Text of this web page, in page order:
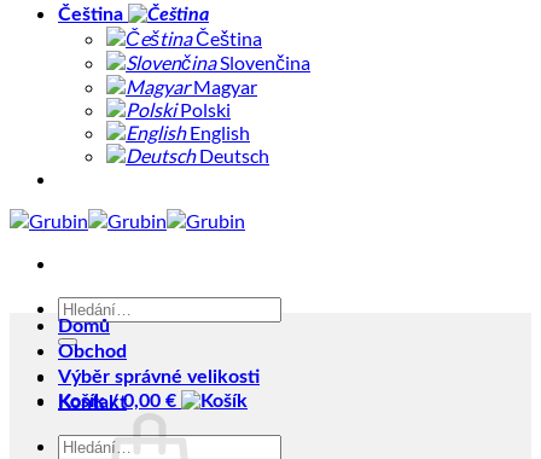
Čeština
Čeština
Slovenčina
Magyar
Polski
English
Deutsch
Hledat:
Košík /0,00 €
Domů
Obchod
Výběr správné velikosti
Kontakt
Hledat: